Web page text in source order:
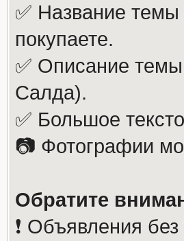
✅ Название
покупаете.
✅ Описание
Салда).
✅ Большое
📷 Фотографии
Обратите
❗️ Объявления